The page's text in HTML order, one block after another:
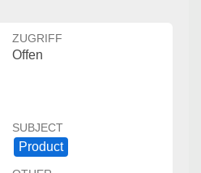
ZUGRIFF
Offen
SUBJECT
Product